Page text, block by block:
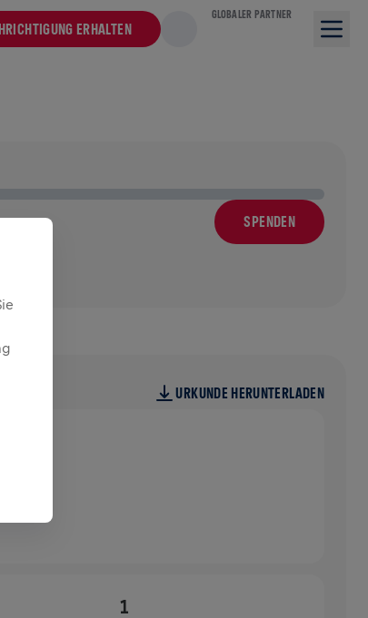
ERHALTEN
GLOBALER PARTNER
SPENDEN
URKUNDE HERUNTERLADEN
1